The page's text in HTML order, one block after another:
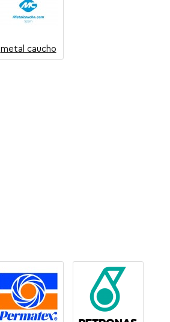
metal caucho